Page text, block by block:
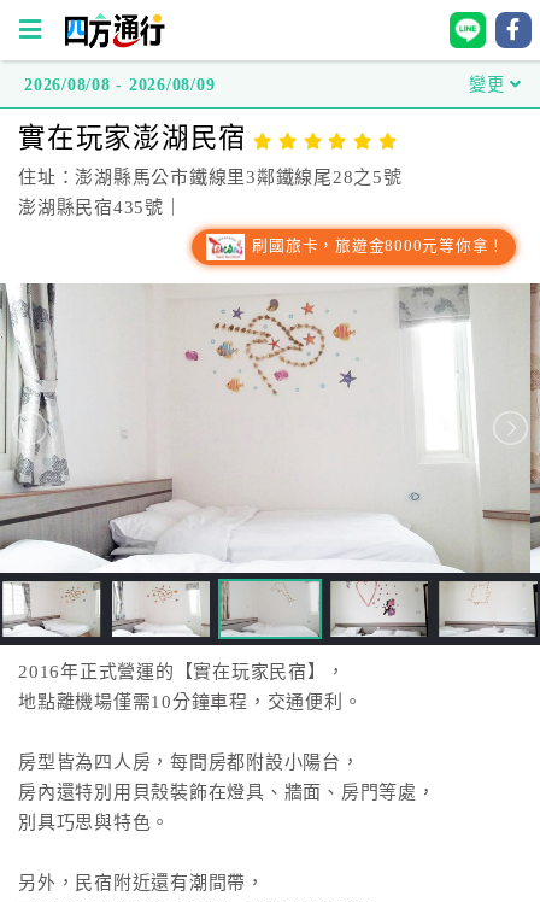
方
通
行
台
灣
訂
房
直
接
跟
店
訂
房
HOT
特
色
宿
2026/08/08 - 2026/08/09 變更
實在玩家澎湖民宿
住址：澎湖縣馬公市鐵線里3鄰鐵線尾28之5號
澎湖縣民宿435號｜
刷國旅卡，旅遊金8000元等你拿！
2016年正式營運的【實在玩家民宿】，
地點離機場僅需10分鐘車程，交通便利。
房型皆為四人房，每間房都附設小陽台，
房內還特別用貝殼裝飾在燈具、牆面、房門等處，
別具巧思與特色。
另外，民宿附近還有潮間帶，